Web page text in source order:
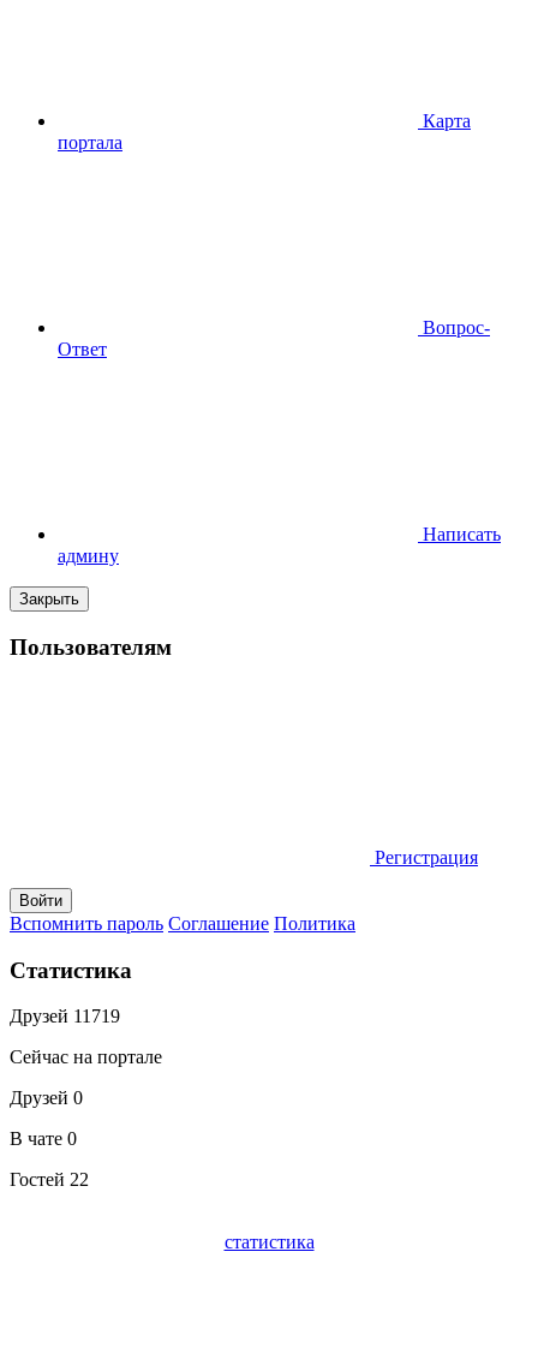
Карта
портала
Вопрос-
Ответ
Написать
админу
Закрыть
Пользователям
Регистрация
Вспомнить пароль Соглашение Политика
Статистика
Друзей 11719
Сейчас на портале
Друзей 0
В чате 0
Гостей 22
статистика